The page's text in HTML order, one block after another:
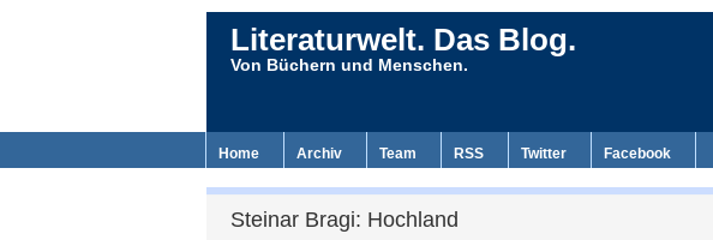
Literaturwelt. Das Blog.
Von Büchern und Menschen.
Home Archiv Team RSS Twitter Facebook
Steinar Bragi: Hochland